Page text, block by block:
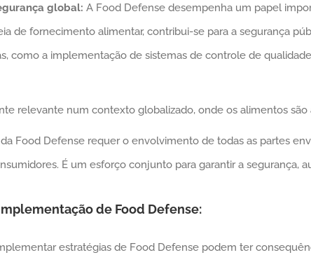
global: A Food Defense desempenha um papel
de fornecimento alimentar, contribui-se para a segurança
como a implementação de sistemas de controle de
relevante num contexto globalizado, onde os alimentos
Food Defense requer o envolvimento de todas as partes
É um esforço conjunto para garantir a
de Food Defense:
estratégias de Food Defense podem ter